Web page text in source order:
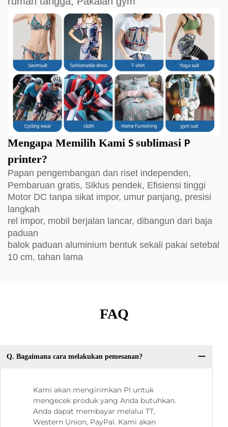
Mengapa Memilih Kami S sublimasi P
printer?
Papan pengembangan dan riset independen,
Pembaruan gratis, Siklus pendek, Efisiensi tinggi
Motor DC tanpa sikat impor, umur panjang, presisi
langkah
rel impor, mobil berjalan lancar, dibangun dari baja
paduan
balok paduan aluminium bentuk sekali pakai setebal
10 cm, tahan lama
FAQ
Q. Bagaimana cara melakukan pemesanan?
Kami akan mengirimkan PI untuk
mengecek produk yang Anda butuhkan.
Anda dapat membayar melalui TT,
Western Union, PayPal. Kami akan